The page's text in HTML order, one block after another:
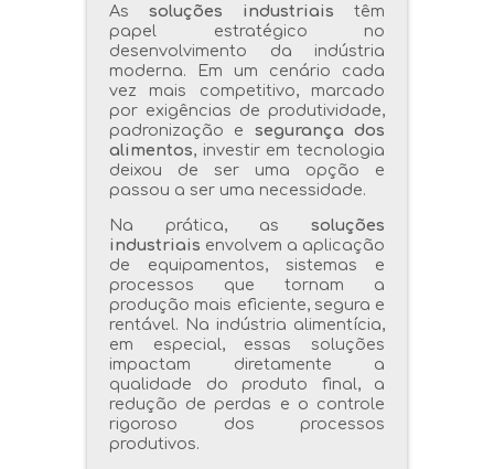
As soluções industriais têm
papel estratégico no
desenvolvimento da indústria
moderna. Em um cenário cada
vez mais competitivo, marcado
por exigências de produtividade,
padronização e segurança dos
alimentos, investir em tecnologia
deixou de ser uma opção e
passou a ser uma necessidade.
Na prática, as soluções
industriais envolvem a aplicação
de equipamentos, sistemas e
processos que tornam a
produção mais eficiente, segura e
rentável. Na indústria alimentícia,
em especial, essas soluções
impactam diretamente a
qualidade do produto final, a
redução de perdas e o controle
rigoroso dos processos
produtivos.